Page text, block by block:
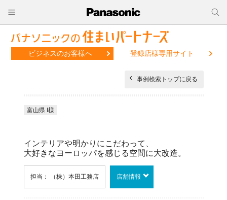
ビジネスのお客様へ 登録店様専用サイト
事例検索トップに戻る
富山県 I様
インテリアや明かりにこだわって、
大好きなヨーロッパを感じる空間に大改造。
担当： （株）本田工務店 店舗情報